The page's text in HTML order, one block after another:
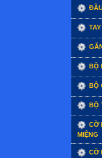
BỘ
BỘ
BỘ
CỜ
MIỆNG
CỜ